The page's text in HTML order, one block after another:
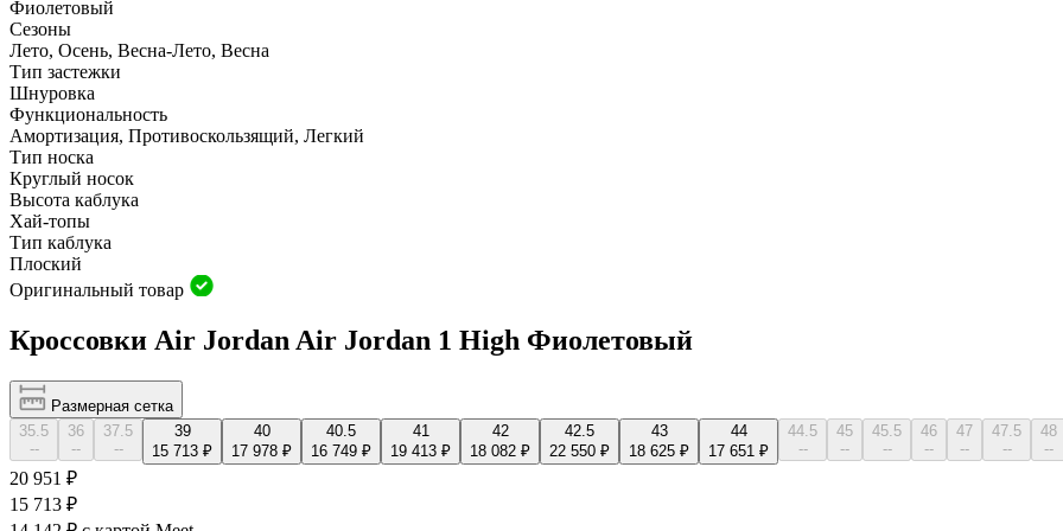
Фиолетовый
Сезоны
Лето, Осень, Весна-Лето, Весна
Тип застежки
Шнуровка
Функциональность
Амортизация, Противоскользящий, Легкий
Тип носка
Круглый носок
Высота каблука
Хай-топы
Тип каблука
Плоский
Оригинальный товар
Кроссовки Air Jordan Air Jordan 1 High Фиолетовый
Размерная сетка
35.5
--
36
--
37.5
--
39
15 713 ₽
40
17 978 ₽
40.5
16 749 ₽
41
19 413 ₽
42
18 082 ₽
42.5
22 550 ₽
43
18 625 ₽
44
17 651 ₽
44.5
--
45
--
45.5
--
46
--
47
--
47.5
--
48
--
20 951 ₽
15 713 ₽